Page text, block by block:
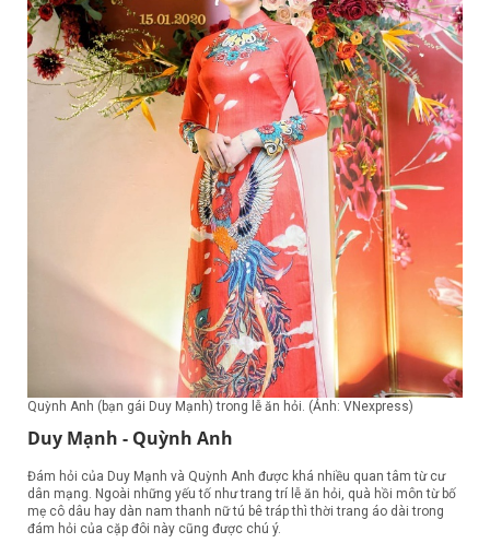
Quỳnh Anh (bạn gái Duy Mạnh) trong lễ ăn hỏi. (Ảnh: VNexpress)
Duy Mạnh - Quỳnh Anh
Đám hỏi của Duy Mạnh và Quỳnh Anh được khá nhiều quan tâm từ cư
dân mạng. Ngoài những yếu tố như trang trí lễ ăn hỏi, quà hồi môn từ bố
mẹ cô dâu hay dàn nam thanh nữ tú bê tráp thì thời trang áo dài trong
đám hỏi của cặp đôi này cũng được chú ý.